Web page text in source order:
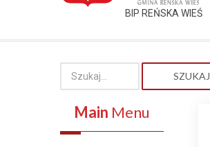
BIP REŃSKA WIEŚ
SZUKAJ
Main Menu